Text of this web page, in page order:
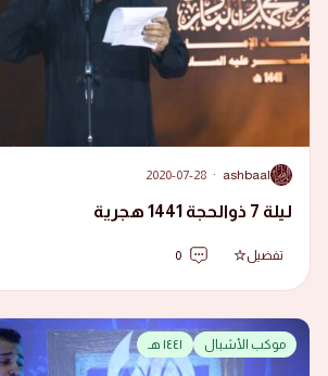
A
ashbaal
·
2020-07-28
ليلة 7 ذوالحجة 1441 هجرية
تفضيل 0
موكب الأشبال ١٤٤١ هـ